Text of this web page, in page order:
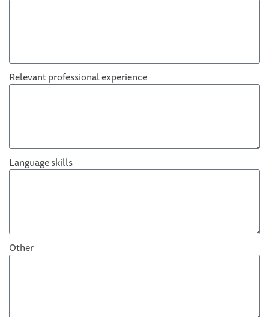
Relevant professional experience
Language skills
Other